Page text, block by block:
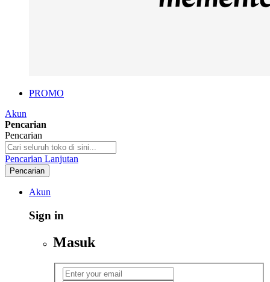
PROMO
Akun
Pencarian
Pencarian
Pencarian Lanjutan
Pencarian
Akun
Sign in
Masuk